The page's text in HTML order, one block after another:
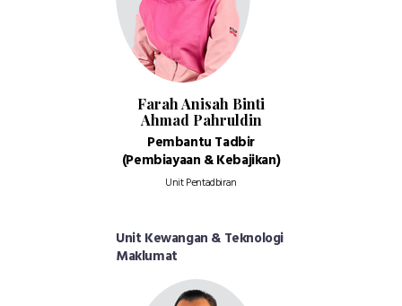
Farah Anisah Binti
Ahmad Pahruldin
Pembantu Tadbir
(Pembiayaan & Kebajikan)
Unit Pentadbiran
Unit Kewangan & Teknologi
Maklumat